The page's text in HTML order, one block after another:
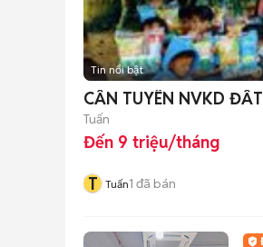
Tin nổi bật
CẦN TUYÊN NVKD
Tuấn
Đến 9 triệu/tháng
T Tuấn1 đã bán